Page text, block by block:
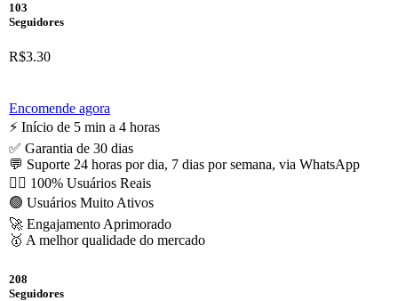
103
Seguidores
R$3.30
Encomende agora
⚡️ Início de 5 min a 4 horas
✅ Garantia de 30 dias
💬 Suporte 24 horas por dia, 7 dias por semana, via WhatsApp
🙋‍♂️ 100% Usuários Reais
🟢 Usuários Muito Ativos
🚀 Engajamento Aprimorado
🥇 A melhor qualidade do mercado
208
Seguidores